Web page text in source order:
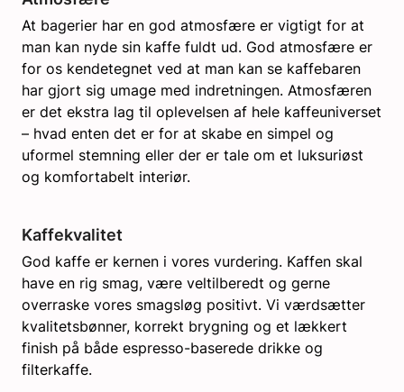
At bagerier har en god atmosfære er vigtigt for at
man kan nyde sin kaffe fuldt ud. God atmosfære er
for os kendetegnet ved at man kan se kaffebaren
har gjort sig umage med indretningen. Atmosfæren
er det ekstra lag til oplevelsen af hele kaffeuniverset
– hvad enten det er for at skabe en simpel og
uformel stemning eller der er tale om et luksuriøst
og komfortabelt interiør.
Kaffekvalitet
God kaffe er kernen i vores vurdering. Kaffen skal
have en rig smag, være veltilberedt og gerne
overraske vores smagsløg positivt. Vi værdsætter
kvalitetsbønner, korrekt brygning og et lækkert
finish på både espresso-baserede drikke og
filterkaffe.